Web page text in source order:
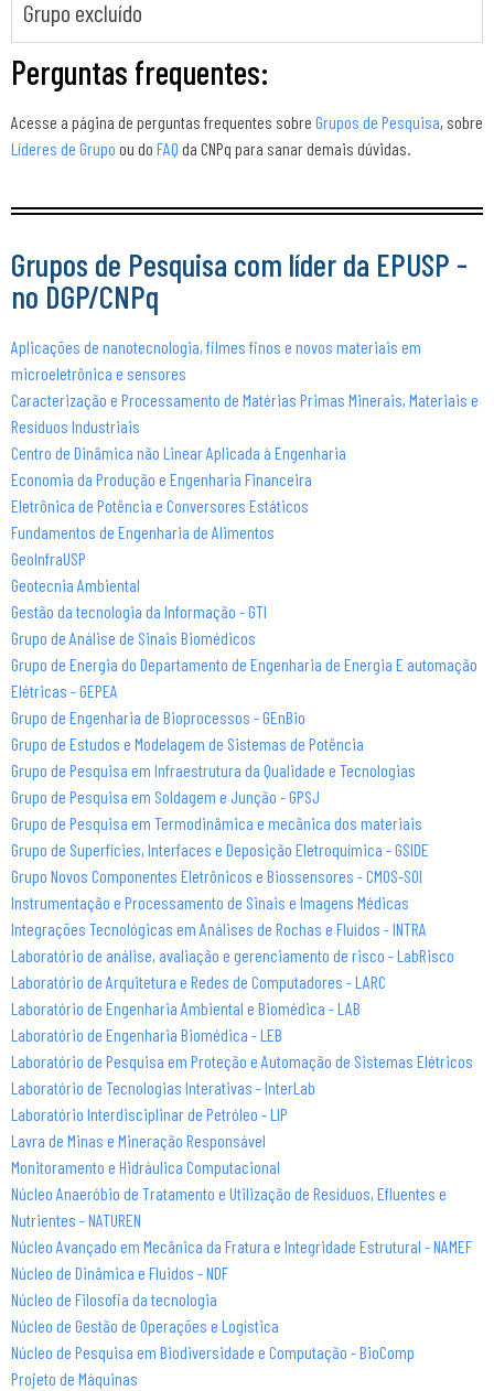
Grupo excluído
Perguntas frequentes:
Acesse a página de perguntas frequentes sobre Grupos de Pesquisa, sobre
Líderes de Grupo ou do FAQ da CNPq para sanar demais dúvidas.
Grupos de Pesquisa com líder da EPUSP -
no DGP/CNPq
Aplicações de nanotecnologia, filmes finos e novos materiais em
microeletrônica e sensores
Caracterização e Processamento de Matérias Primas Minerais, Materiais e
Resíduos Industriais
Centro de Dinâmica não Linear Aplicada à Engenharia
Economia da Produção e Engenharia Financeira
Eletrônica de Potência e Conversores Estáticos
Fundamentos de Engenharia de Alimentos
GeoInfraUSP
Geotecnia Ambiental
Gestão da tecnologia da Informação - GTI
Grupo de Análise de Sinais Biomédicos
Grupo de Energia do Departamento de Engenharia de Energia E automação
Elétricas - GEPEA
Grupo de Engenharia de Bioprocessos - GEnBio
Grupo de Estudos e Modelagem de Sistemas de Potência
Grupo de Pesquisa em Infraestrutura da Qualidade e Tecnologias
Grupo de Pesquisa em Soldagem e Junção - GPSJ
Grupo de Pesquisa em Termodinâmica e mecânica dos materiais
Grupo de Superfícies, Interfaces e Deposição Eletroquímica - GSIDE
Grupo Novos Componentes Eletrônicos e Biossensores - CMOS-SOI
Instrumentação e Processamento de Sinais e Imagens Médicas
Integrações Tecnológicas em Análises de Rochas e Fluídos - INTRA
Laboratório de análise, avaliação e gerenciamento de risco - LabRisco
Laboratório de Arquitetura e Redes de Computadores - LARC
Laboratório de Engenharia Ambiental e Biomédica - LAB
Laboratório de Engenharia Biomédica - LEB
Laboratório de Pesquisa em Proteção e Automação de Sistemas Elétricos
Laboratório de Tecnologias Interativas - InterLab
Laboratório Interdisciplinar de Petróleo - LIP
Lavra de Minas e Mineração Responsável
Monitoramento e Hidráulica Computacional
Núcleo Anaeróbio de Tratamento e Utilização de Resíduos, Efluentes e
Nutrientes - NATUREN
Núcleo Avançado em Mecânica da Fratura e Integridade Estrutural - NAMEF
Núcleo de Dinâmica e Fluidos - NDF
Núcleo de Filosofia da tecnologia
Núcleo de Gestão de Operações e Logística
Núcleo de Pesquisa em Biodiversidade e Computação - BioComp
Projeto de Máquinas